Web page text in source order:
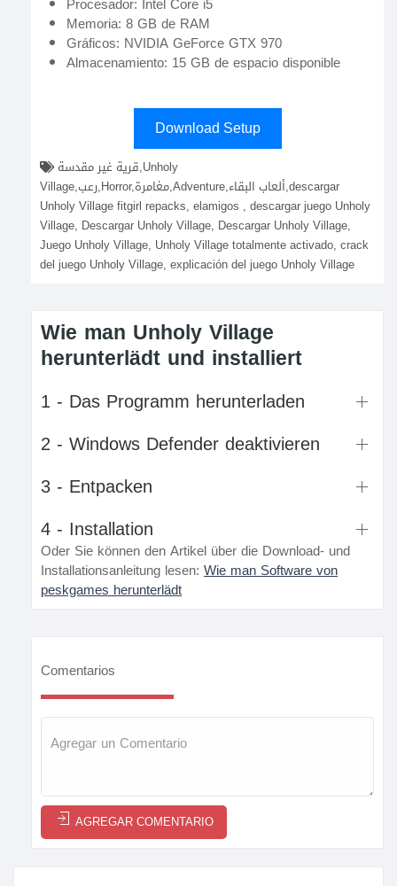
Memoria: 8 GB de RAM
Gráficos: NVIDIA GeForce GTX 970
Almacenamiento: 15 GB de espacio disponible
Download Setup
Village,رعب,Horror,مغامرة,Adventure,ألعاب البقاء,descargar
Unholy Village fitgirl repacks, elamigos , descargar juego Unholy
Village, Descargar Unholy Village, Descargar Unholy Village,
Juego Unholy Village, Unholy Village totalmente activado, crack
del juego Unholy Village, explicación del juego Unholy Village
Wie man Unholy Village
herunterlädt und installiert
1 - Das Programm herunterladen
2 - Windows Defender deaktivieren
3 - Entpacken
4 - Installation
Oder Sie können den Artikel über die Download- und
Installationsanleitung lesen: Wie man Software von
peskgames herunterlädt
Comentarios
AGREGAR COMENTARIO